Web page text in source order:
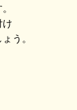
け
う。